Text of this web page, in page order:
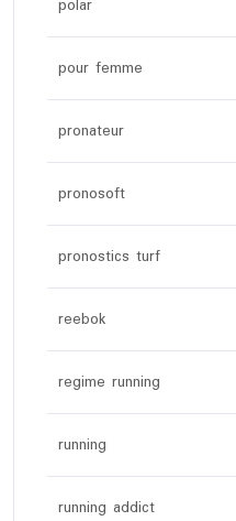
polar
pour femme
pronateur
pronosoft
pronostics turf
reebok
regime running
running
running addict